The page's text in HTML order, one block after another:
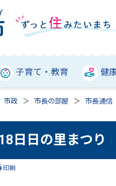
子育て・教育 健
市政 市長の部屋 市長通信
日日の里まつり
印刷